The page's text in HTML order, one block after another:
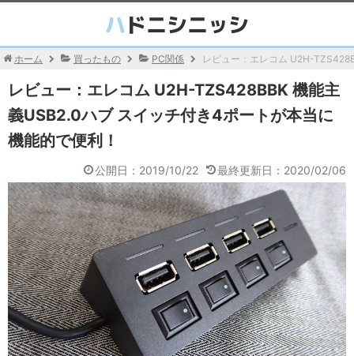
ホーム 買ったもの PC関係 レビュー：エレコム U2H-
レビュー：エレコム U2H-TZS428BBK 機能主
義USB2.0ハブ スイッチ付き4ポートが本当に
機能的で便利！
公開日：2019/10/22 最終更新日：2020/02/06